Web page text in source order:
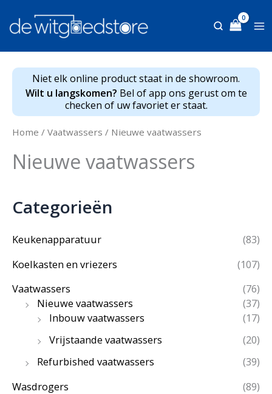
naar
de
inhoud
Niet elk online product staat in de showroom.
Wilt u langskomen? Bel of app ons gerust om te
checken of uw favoriet er staat.
Home / Vaatwassers / Nieuwe vaatwassers
Nieuwe vaatwassers
Categorieën
Keukenapparatuur
(83)
Koelkasten en vriezers
(107)
Vaatwassers
(76)
Nieuwe vaatwassers
(37)
Inbouw vaatwassers
(17)
Vrijstaande vaatwassers
(20)
Refurbished vaatwassers
(39)
Wasdrogers
(89)